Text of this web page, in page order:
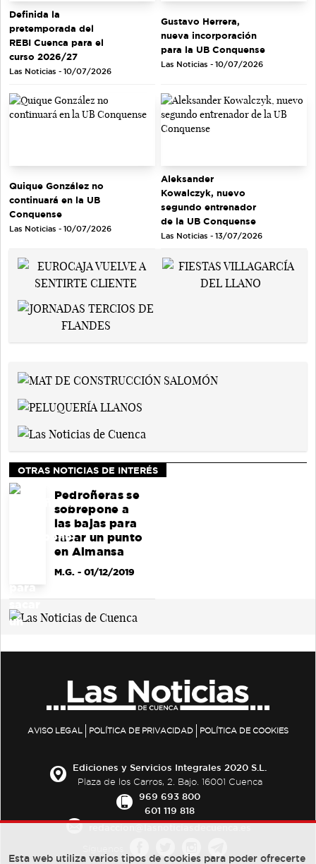
Definida la
pretemporada del
REBI Cuenca para el
curso 2026/27
Las Noticias - 10/07/2026
Gustavo Herrera,
nueva incorporación
para la UB Conquense
Las Noticias - 10/07/2026
Quique González no
continuará en la UB
Conquense
Las Noticias - 10/07/2026
Aleksander
Kowalczyk, nuevo
segundo entrenador
de la UB Conquense
Las Noticias - 13/07/2026
OTRAS NOTICIAS DE INTERÉS
Pedroñeras se
sobrepone a
las bajas para
sacar un punto
en Almansa
M.G. - 01/12/2019
AVISO LEGAL POLÍTICA DE PRIVACIDAD POLÍTICA DE COOKIES
Ediciones y Servicios Integrales 2020 S.L.
Plaza de los Carros, 2. Bajo. 16001 Cuenca
969 693 800
601 119 818
Esta web utiliza varios tipos de cookies para poder ofrecerte